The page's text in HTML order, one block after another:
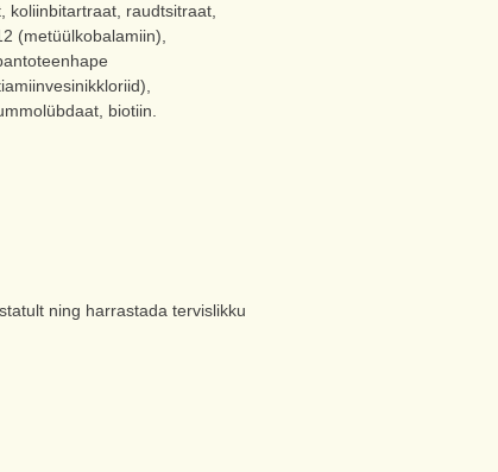
koliinbitartraat, raudtsitraat,
(metüülkobalamiin),
biotiin.
ning harrastada tervislikku